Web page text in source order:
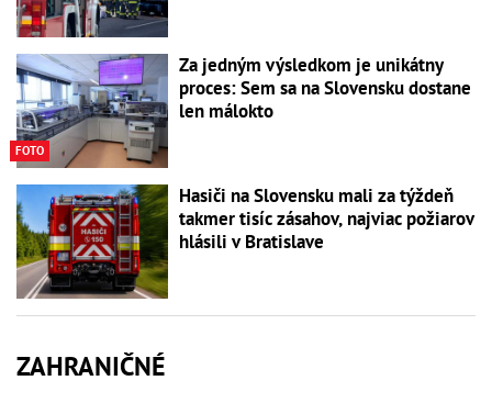
FOTO
Za jedným výsledkom je unikátny
proces: Sem sa na Slovensku dostane
len málokto
Hasiči na Slovensku mali za týždeň
takmer tisíc zásahov, najviac požiarov
hlásili v Bratislave
ZAHRANIČNÉ